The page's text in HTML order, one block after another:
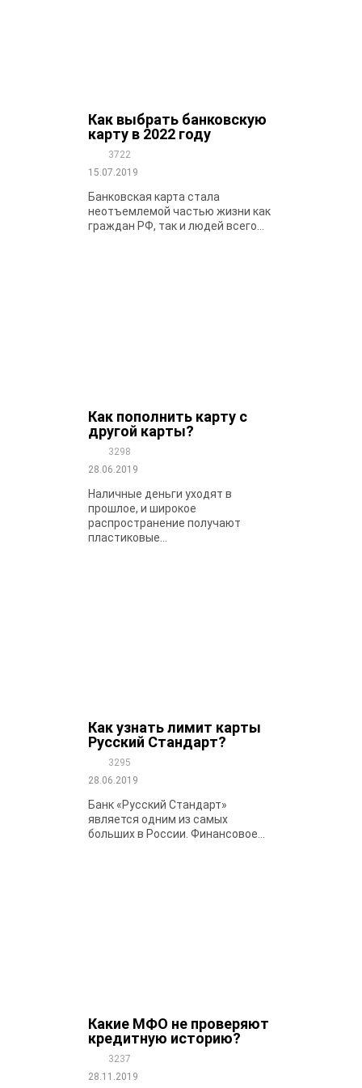
Как выбрать банковскую
карту в 2022 году
3722
15.07.2019
Банковская карта стала
неотъемлемой частью жизни как
граждан РФ, так и людей всего...
Как пополнить карту с
другой карты?
3298
28.06.2019
Наличные деньги уходят в
прошлое, и широкое
распространение получают
пластиковые...
Как узнать лимит карты
Русский Стандарт?
3295
28.06.2019
Банк «Русский Стандарт»
является одним из самых
больших в России. Финансовое...
Какие МФО не проверяют
кредитную историю?
3237
28.11.2019